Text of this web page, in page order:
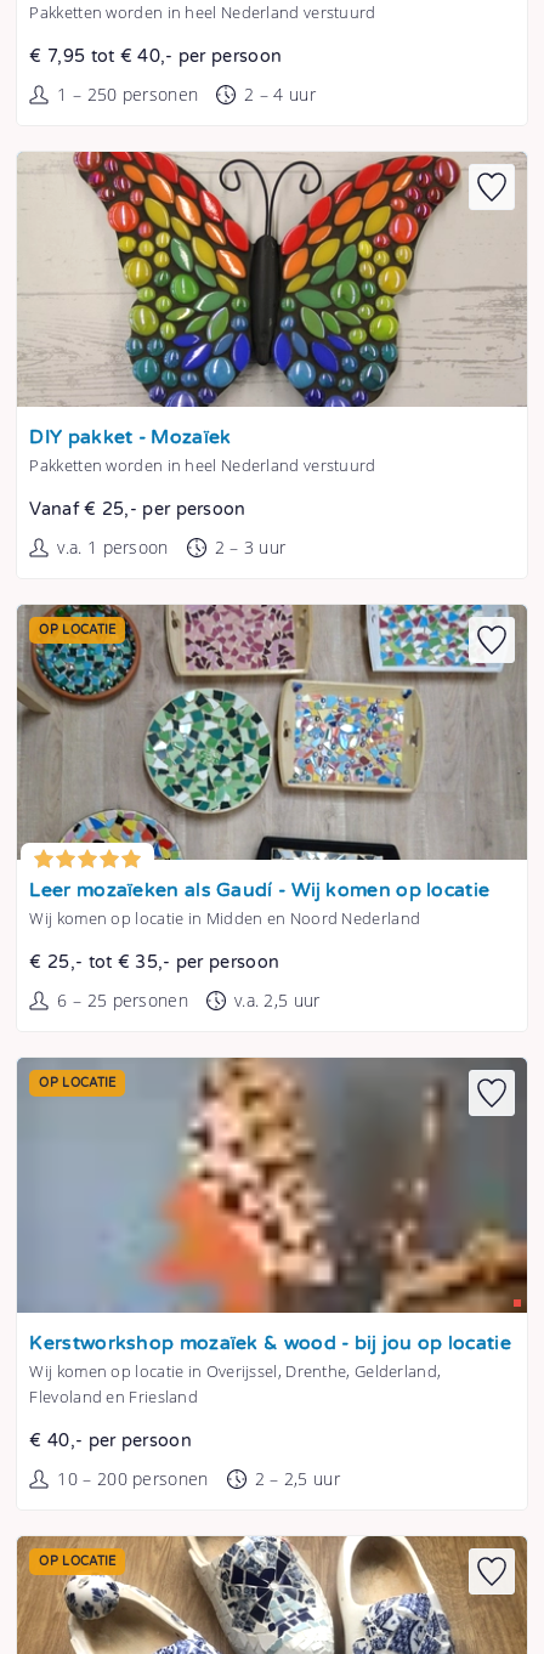
Pakketten worden in heel Nederland verstuurd
€ 7,95 tot € 40,- per persoon
1 – 250 personen 2 – 4 uur
Tonen
DIY pakket - Mozaïek
Pakketten worden in heel Nederland verstuurd
Vanaf € 25,- per persoon
v.a. 1 persoon 2 – 3 uur
OP LOCATIE
Leer mozaïeken als Gaudí - Wij komen op locatie
Wij komen op locatie in Midden en Noord Nederland
€ 25,- tot € 35,- per persoon
6 – 25 personen v.a. 2,5 uur
Tonen
OP LOCATIE
Kerstworkshop mozaïek & wood - bij jou op locatie
Wij komen op locatie in Overijssel, Drenthe, Gelderland,
Flevoland en Friesland
€ 40,- per persoon
10 – 200 personen 2 – 2,5 uur
OP LOCATIE